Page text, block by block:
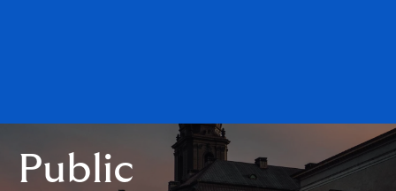
Public